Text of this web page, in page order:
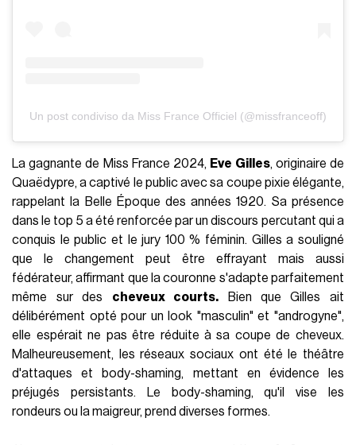
Un post condiviso da Miss France Officiel (@missfranceoff)
La gagnante de Miss France 2024, Eve Gilles, originaire de
Quaëdypre, a captivé le public avec sa coupe pixie élégante,
rappelant la Belle Époque des années 1920. Sa présence
dans le top 5 a été renforcée par un discours percutant qui a
conquis le public et le jury 100 % féminin. Gilles a souligné
que le changement peut être effrayant mais aussi
fédérateur, affirmant que la couronne s'adapte parfaitement
même sur des cheveux courts. Bien que Gilles ait
délibérément opté pour un look "masculin" et "androgyne",
elle espérait ne pas être réduite à sa coupe de cheveux.
Malheureusement, les réseaux sociaux ont été le théâtre
d'attaques et body-shaming, mettant en évidence les
préjugés persistants. Le body-shaming, qu'il vise les
rondeurs ou la maigreur, prend diverses formes.